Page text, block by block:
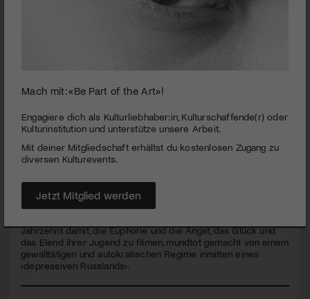
seconds
seconds
How to Save a Dead Friend
Dieser Film ist ein Aufschrei des Herzens und eine Hommage
Marusja ist 16 und wie viele russische Teenager entschlossen,
ihrem Leben ein Ende zu setzen. Dann trifft sie in Kimi, einem
Jahrzehnt damit, die Euphorie und die Angst, das Glück und
das Elend ihrer Jugend zu filmen, mundtot gemacht von einem
gewalttätigen und autokratischen Regime inmitten eines
‹depressiven Russlands›.
Mach mit: «Be Part of the Art»!
Engagiere dich als Kulturliebhaber:in, Kulturschaffende(r) oder
Kulturinstitution und unterstütze unsere Arbeit.
Mit deiner Mitgliedschaft erhältst du kostenlosen Zugang zu
diversen Kulturevents.
Jetzt Mitglied werden